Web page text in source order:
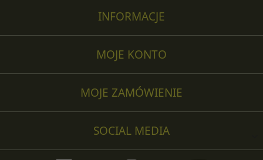
MOJE ZAMÓWIENIE
MOJE KONTO
INFORMACJE
SOCIAL MEDIA